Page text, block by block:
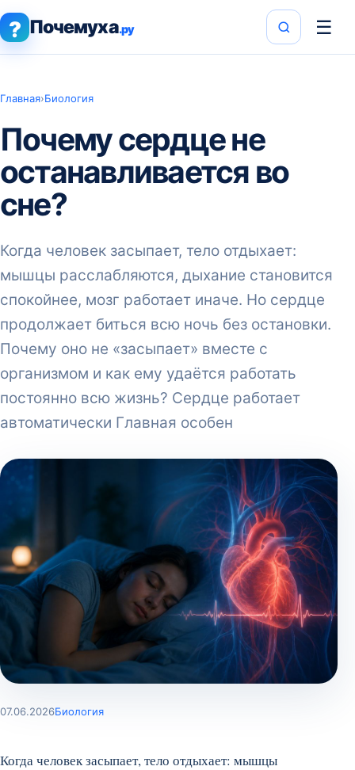
? Почемуха.ру ☰
Главная›Биология
Почему сердце не
останавливается во
сне?
Когда человек засыпает, тело отдыхает:
мышцы расслабляются, дыхание становится
спокойнее, мозг работает иначе. Но сердце
продолжает биться всю ночь без остановки.
Почему оно не «засыпает» вместе с
организмом и как ему удаётся работать
постоянно всю жизнь? Сердце работает
автоматически Главная особен
07.06.2026Биология
Когда человек засыпает, тело отдыхает: мышцы